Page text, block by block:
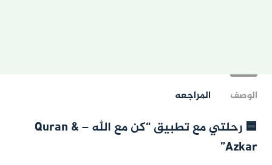
الوصف المراجعه
🟦 رحلتي مع تطبيق “كن مع الله – Quran &
Azkar”